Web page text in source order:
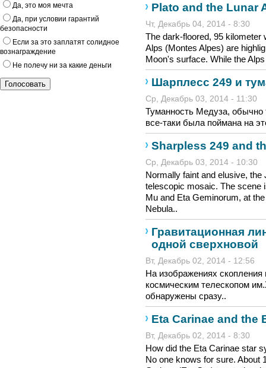
Да, это моя мечта
Да, при условии гарантий
безопасности
Если за это заплатят солидное
вознаграждение
Не полечу ни за какие деньги
Plato and the Lunar
Чт, Декабрь 04, 2014 - 8:30
The dark-floored, 95 kilometer
Alps (Montes Alpes) are
Moon's surface. While the
Шарплесс 249 и
Ср, Декабрь 03, 2014 - 11:30
Туманность Медуза, обычно
все-таки была поймана на
Sharpless 249 and
Ср, Декабрь 03, 2014 - 10:30
Normally faint and elusive,
telescopic mosaic. The scene
Mu and Eta Geminorum, at
Nebula..
Гравитационная
одной сверхновой
Вт, Декабрь 02, 2014 - 12:56
На изображениях скопления
космическим телескопом
обнаружены сразу..
Eta Carinae and the
Вт, Декабрь 02, 2014 - 8:30
How did the Eta Carinae star
No one knows for sure. About